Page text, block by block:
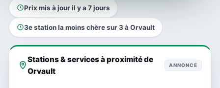
Prix mis à jour il y a 7 jours
3e station la moins chère sur 3 à Orvault
Stations & services à proximité de
Orvault
ANNONCE